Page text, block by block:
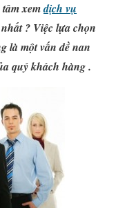
xemdịch vụ
? Việc lựa chọn
là một vấn đề nan
quý khách hàng .